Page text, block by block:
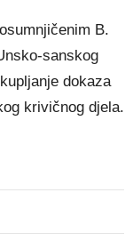
B.
sanskog
dokaza
krivičnog djela.